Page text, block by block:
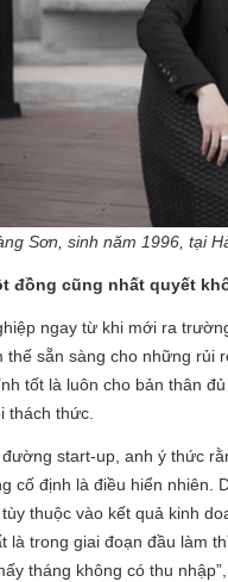
Sơn, sinh năm 1996, tại
đồng cũng nhất quyết
ngay từ khi mới ra
thế sẵn sàng cho những rủi
tốt là luôn cho bản thân
thách thức.
đường start-up, anh ý thức
cố định là điều hiển nhiên.
thuộc vào kết quả kinh
là trong giai đoạn đầu làm
tháng không có thu